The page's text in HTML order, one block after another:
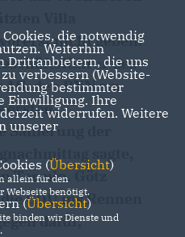
Villa
nicht geben.
des
den PNN am
ersten
der
sagte,
Termin. Götz
CDU ins Rennen
dafür,
die notwendig
Weiterhin
Drittanbietern, die uns
verbessern (Website-
bestimmter
Einwilligung. Ihre
widerrufen. Weitere
unserer
(Übersicht)
allein für den
Webseite benötigt.
(Übersicht)
binden wir Dienste und